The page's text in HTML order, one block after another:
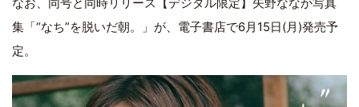
なお、同号と同時リリース【デジタル限定】矢野ななか写真
集「“なち”を脱いだ朝。」が、電子書店で6月15日(月)発売予
定。